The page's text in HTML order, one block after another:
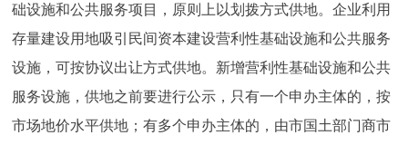
础设施和公共服务项目，原则上以划拨方式供地。企业利用
存量建设用地吸引民间资本建设营利性基础设施和公共服务
设施，可按协议出让方式供地。新增营利性基础设施和公共
服务设施，供地之前要进行公示，只有一个申办主体的，按
市场地价水平供地；有多个申办主体的，由市国土部门商市